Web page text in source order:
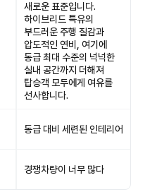
새로운 표준입니다.
하이브리드 특유의
부드러운 주행 질감과
압도적인 연비, 여기에
동급 최대 수준의 넉넉한
실내 공간까지 더해져
탑승객 모두에게 여유를
선사합니다.
동급 대비 세련된 인테리어
경쟁차량이 너무 많다